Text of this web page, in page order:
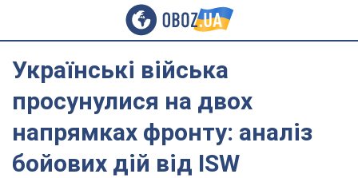
Українські війська
просунулися на двох
напрямках фронту: аналіз
бойових дій від ISW